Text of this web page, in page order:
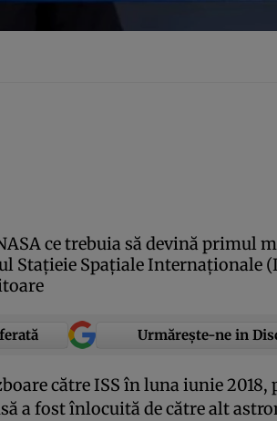
ce trebuia să devină primul
Staţieie Spaţiale Internaţionale
Urmărește-ne in
către ISS în luna iunie 2018,
a fost înlocuită de către alt